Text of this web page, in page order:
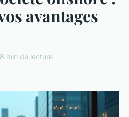
avantages
min de lecture